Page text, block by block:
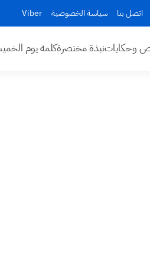
اتصل بنا سياسة الخصوصية Viber
وحكاياتنبذة مختصرةكلمة يوم